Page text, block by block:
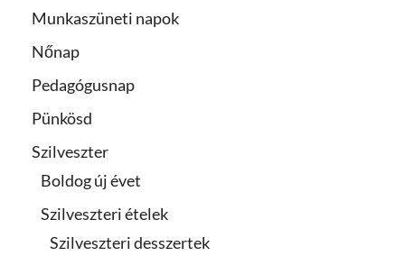
Munkaszüneti napok
Nőnap
Pedagógusnap
Pünkösd
Szilveszter
Boldog új évet
Szilveszteri ételek
Szilveszteri desszertek